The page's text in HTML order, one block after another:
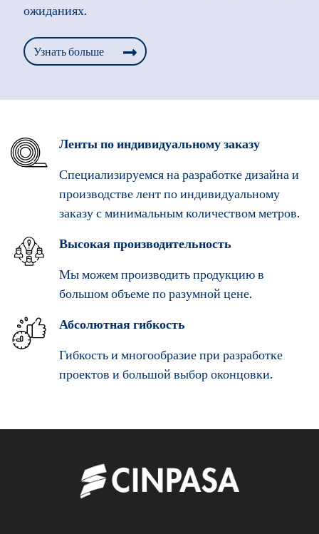
ожиданиях.
Узнать больше
Ленты по индивидуальному заказу
Специализируемся на разработке дизайна и
производстве лент по индивидуальному
заказу с минимальным количеством метров.
Высокая производительность
Мы можем производить продукцию в
большом объеме по разумной цене.
Абсолютная гибкость
Гибкость и многообразие при разработке
проектов и большой выбор оконцовки.